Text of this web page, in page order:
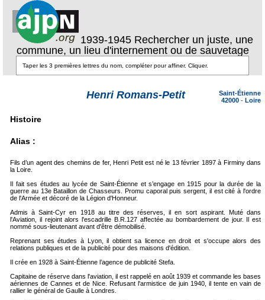
1939-1945 Rechercher un juste, une
commune, un lieu d'internement ou de sauvetage
Henri Romans-Petit
Saint-Étienne
42000 - Loire
Histoire
Alias :
Fils d’un agent des chemins de fer, Henri Petit est né le 13 février 1897 à Firminy dans
la Loire.
Il fait ses études au lycée de Saint-Étienne et s’engage en 1915 pour la durée de la
guerre au 13e Bataillon de Chasseurs. Promu caporal puis sergent, il est cité à l'ordre
de l'Armée et décoré de la Légion d'Honneur.
Admis à Saint-Cyr en 1918 au titre des réserves, il en sort aspirant. Muté dans
l'Aviation, il rejoint alors l'escadrille B.R.127 affectée au bombardement de jour. Il est
nommé sous-lieutenant avant d'être démobilisé.
Reprenant ses études à Lyon, il obtient sa licence en droit et s'occupe alors des
relations publiques et de la publicité pour des maisons d'édition.
Il crée en 1928 à Saint-Étienne l’agence de publicité Stefa.
Capitaine de réserve dans l'aviation, il est rappelé en août 1939 et commande les bases
aériennes de Cannes et de Nice. Refusant l'armistice de juin 1940, il tente en vain de
rallier le général de Gaulle à Londres.